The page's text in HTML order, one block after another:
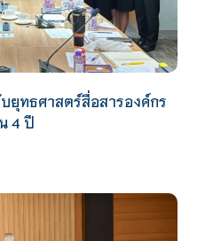
ยุทธศาสตร์สื่อสารองค์กร
4 ปี